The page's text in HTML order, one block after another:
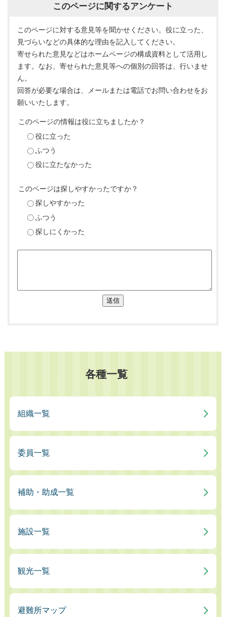
このページに関するアンケート
このページに対する意見等を聞かせください。役に立った、
見づらいなどの具体的な理由を記入してください。
寄せられた意見などはホームページの構成資料として活用し
ます。なお、寄せられた意見等への個別の回答は、行いませ
ん。
回答が必要な場合は、メールまたは電話でお問い合わせをお
願いいたします。
このページの情報は役に立ちましたか？
役に立った
ふつう
役に立たなかった
このページは探しやすかったですか？
探しやすかった
ふつう
探しにくかった
送信
各種一覧
組織一覧
委員一覧
補助・助成一覧
施設一覧
観光一覧
避難所マップ